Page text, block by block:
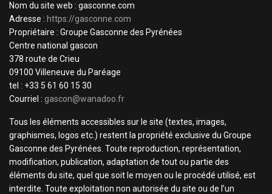
Nom du site web : gasconne.com
Adresse : https://gasconne.com
Propriétaire : Groupe Gasconne des Pyrénées
Centre national gascon
378 route de Crieu
09100 Villeneuve du Paréage
tel : +33 5 61 60 15 30
Courriel : gascon@wanadoo.fr
Tous les éléments accessibles sur le site (textes, images,
graphismes, logos etc.) restent la propriété exclusive du Groupe
Gasconne des Pyrénées. Toute reproduction, représentation,
modification, publication, adaptation de tout ou partie des
éléments du site, quel que soit le moyen ou le procédé utilisé, est
interdite. Toute exploitation non autorisée du site ou de l’un